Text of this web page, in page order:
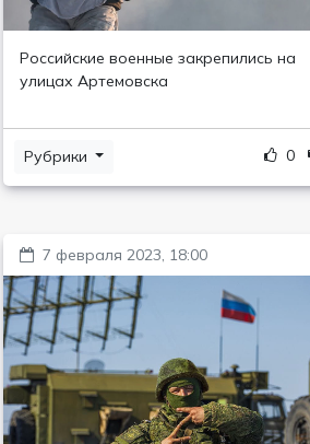
Российские военные закрепились на
улицах Артемовска
Рубрики 0
7 февраля 2023, 18:00